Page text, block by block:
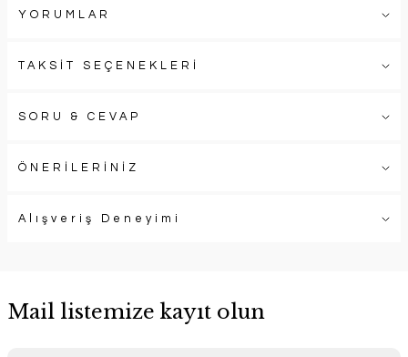
YORUMLAR
TAKSİT SEÇENEKLERİ
SORU & CEVAP
ÖNERİLERİNİZ
Alışveriş Deneyimi
Mail listemize kayıt olun